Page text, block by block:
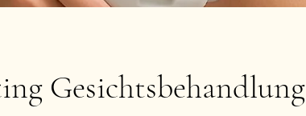
Gesichtsbehandlung